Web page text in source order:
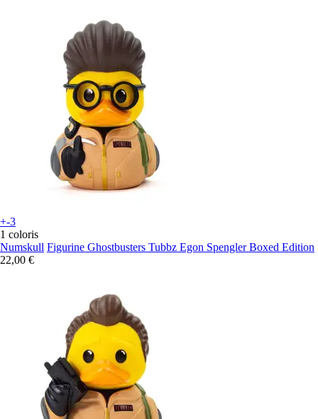
+-3
1 coloris
Numskull Figurine Ghostbusters Tubbz Egon Spengler Boxed Edition
22,00 €